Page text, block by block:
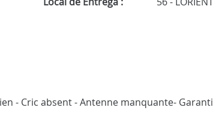
- Cric absent - Antenne manquante-